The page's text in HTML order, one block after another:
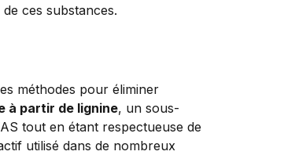
ces substances.
méthodes pour éliminer
à partir de lignine, un sous-
tout en étant respectueuse de
utilisé dans de nombreux